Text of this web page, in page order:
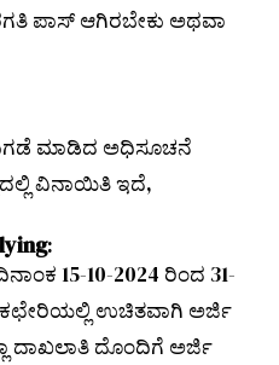
ಪಾಸ್ ಆಗಿರಬೇಕು ಅಥವಾ
ಮಾಡಿದ ಅಧಿಸೂಚನೆ
ವಿನಾಯಿತಿ ಇದೆ,
:
15-10-2024 ರಿಂದ 31-
ಕಛೇರಿಯಲ್ಲಿ ಉಚಿತವಾಗಿ ಅರ್ಜಿ
ದಾಖಲಾತಿ ದೊಂದಿಗೆ ಅರ್ಜಿ